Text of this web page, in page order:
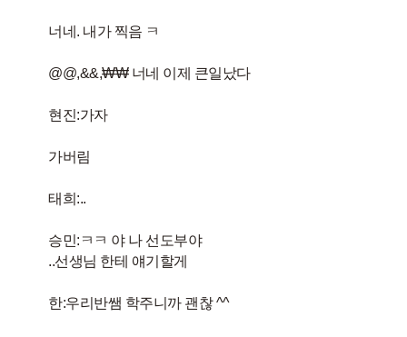
너네. 내가 찍음 ㅋ
@@,&&,₩₩ 너네 이제 큰일났다
현진:가자
가버림
태희:..
승민:ㅋㅋ 야 나 선도부야
..선생님 한테 얘기할게
한:우리반쌤 학주니까 괜찮 ^^